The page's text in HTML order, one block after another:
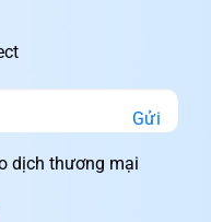
Gửi
dịch thương mại